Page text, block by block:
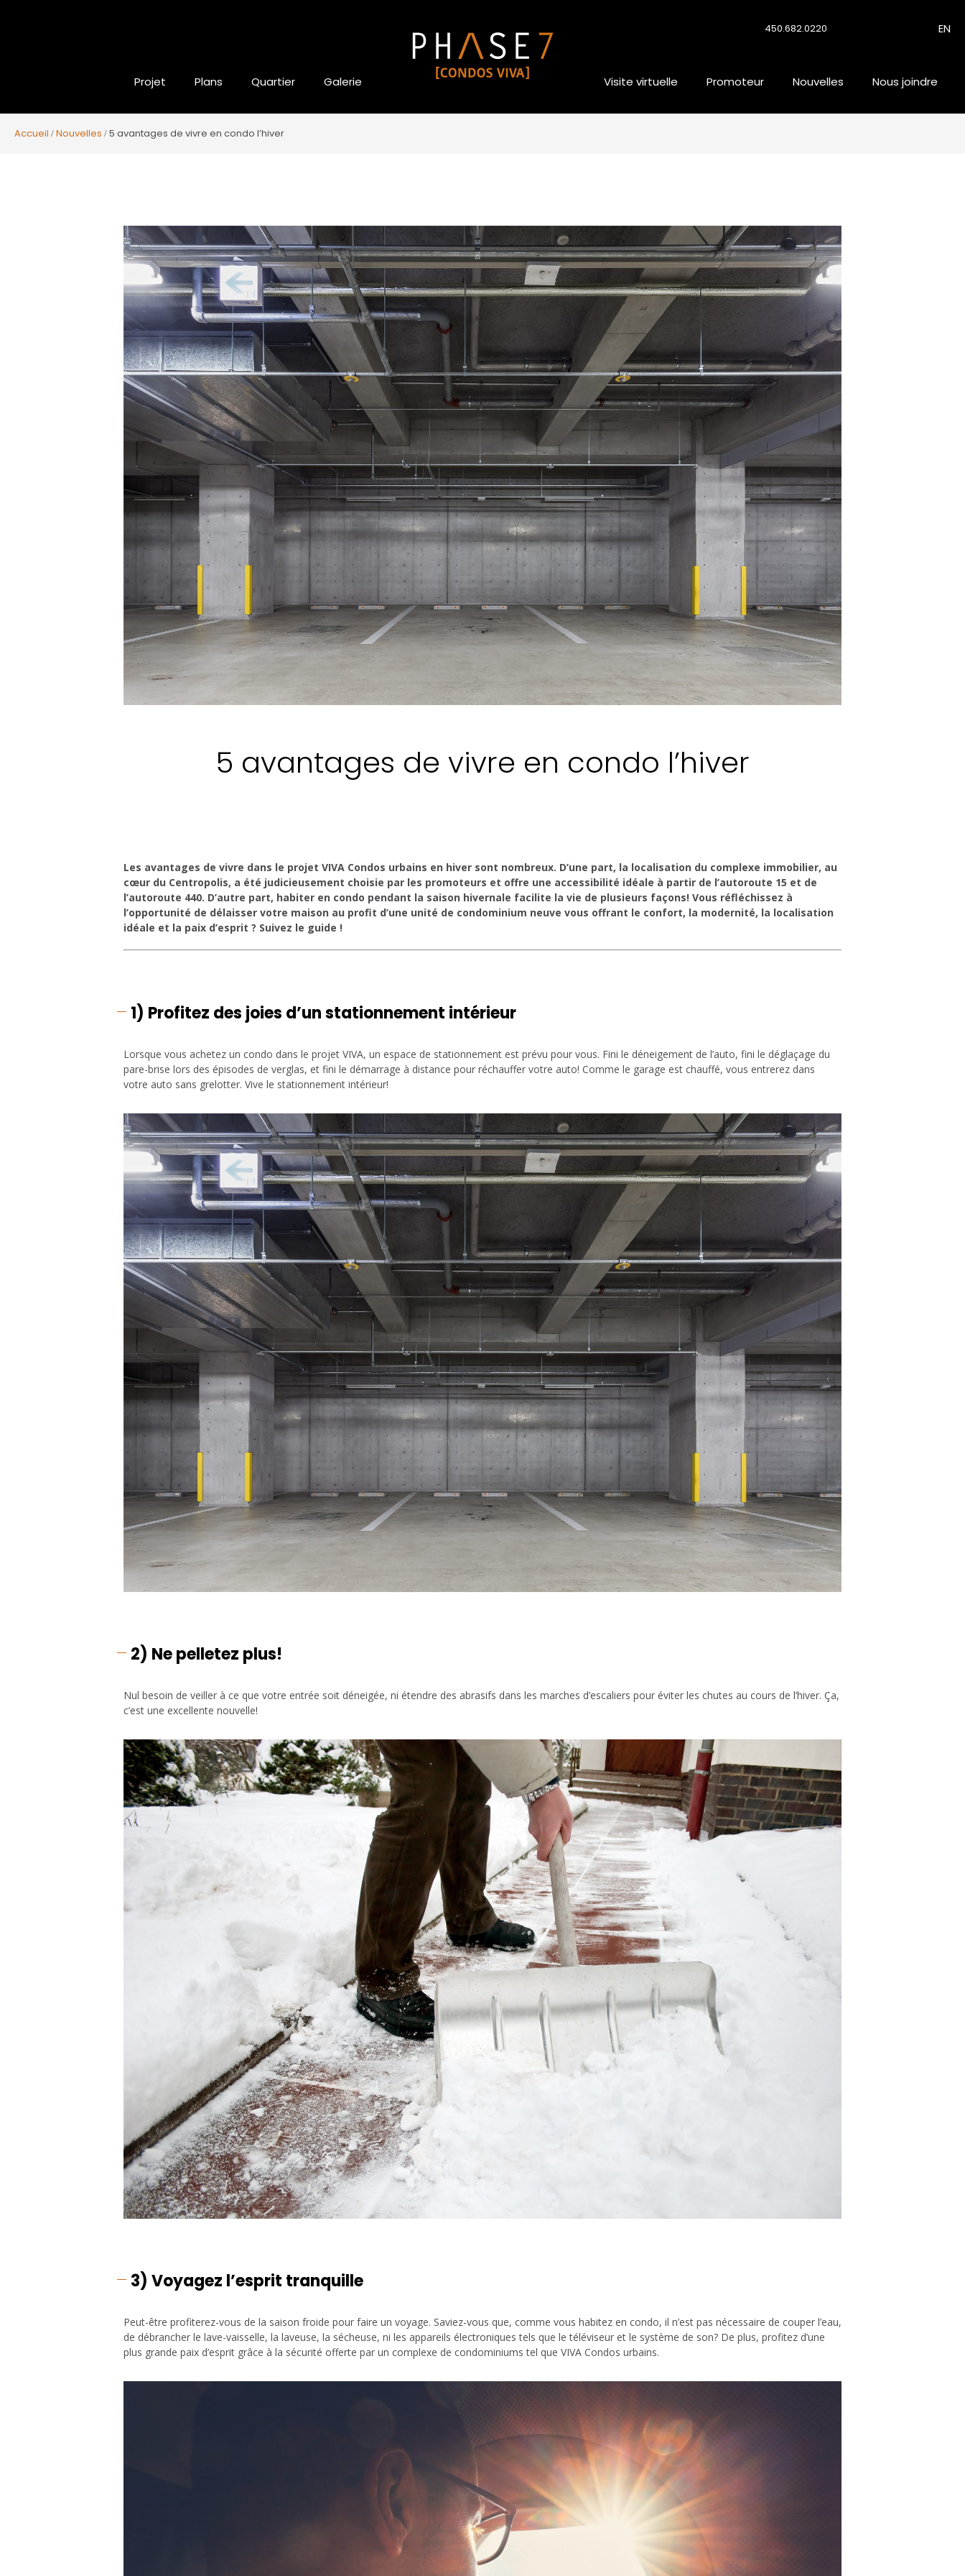
450.682.0220 EN
Projet Plans Quartier Galerie Visite virtuelle Promoteur Nouvelles Nous joindre
Accueil Nouvelles 5 avantages de vivre en condo l’hiver
5 avantages de vivre en condo l’hiver
Les avantages de vivre dans le projet VIVA Condos urbains en hiver sont nombreux. D’une part, la localisation du complexe immobilier, au
cœur du Centropolis, a été judicieusement choisie par les promoteurs et offre une accessibilité idéale à partir de l’autoroute 15 et de
l’autoroute 440. D’autre part, habiter en condo pendant la saison hivernale facilite la vie de plusieurs façons! Vous réfléchissez à
l’opportunité de délaisser votre maison au profit d’une unité de condominium neuve vous offrant le confort, la modernité, la localisation
idéale et la paix d’esprit ? Suivez le guide !
1) Profitez des joies d’un stationnement intérieur
Lorsque vous achetez un condo dans le projet VIVA, un espace de stationnement est prévu pour vous. Fini le déneigement de l’auto, fini le déglaçage du
pare-brise lors des épisodes de verglas, et fini le démarrage à distance pour réchauffer votre auto! Comme le garage est chauffé, vous entrerez dans
votre auto sans grelotter. Vive le stationnement intérieur!
2) Ne pelletez plus!
Nul besoin de veiller à ce que votre entrée soit déneigée, ni étendre des abrasifs dans les marches d’escaliers pour éviter les chutes au cours de l’hiver. Ça,
c’est une excellente nouvelle!
3) Voyagez l’esprit tranquille
Peut-être profiterez-vous de la saison froide pour faire un voyage. Saviez-vous que, comme vous habitez en condo, il n’est pas nécessaire de couper l’eau,
de débrancher le lave-vaisselle, la laveuse, la sécheuse, ni les appareils électroniques tels que le téléviseur et le système de son? De plus, profitez d’une
plus grande paix d’esprit grâce à la sécurité offerte par un complexe de condominiums tel que VIVA Condos urbains.